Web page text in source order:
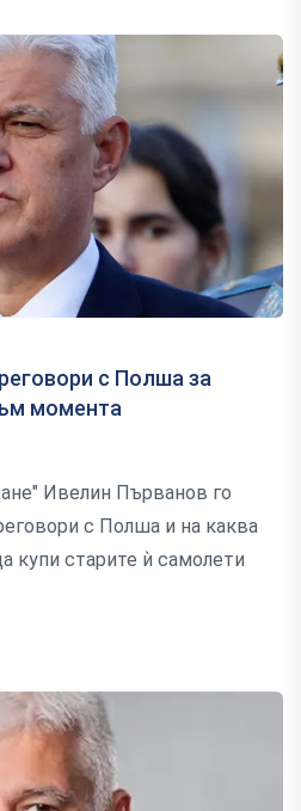
с Полша за
момента
Ивелин Първанов го
с Полша и на каква
купи старите ѝ самолети